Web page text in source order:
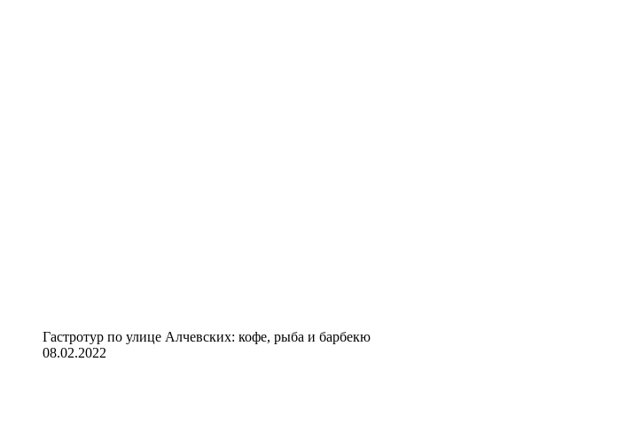
Гастротур по улице Алчевских: кофе, рыба и барбекю
08.02.2022